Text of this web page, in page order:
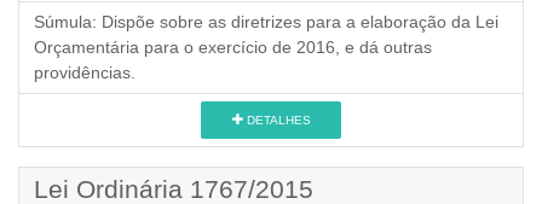
Súmula: Dispõe sobre as diretrizes para a elaboração da Lei
Orçamentária para o exercício de 2016, e dá outras
providências.
DETALHES
Lei Ordinária 1767/2015